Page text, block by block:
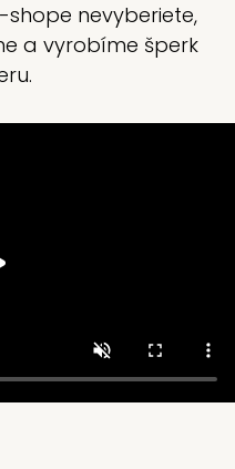
shope nevyberiete,
a vyrobíme šperk